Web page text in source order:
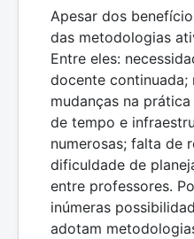
Apesar dos
das metodologias
Entre eles:
docente continuada;
mudanças na
de tempo e
numerosas; falta de
dificuldade de
entre professores.
inúmeras
adotam